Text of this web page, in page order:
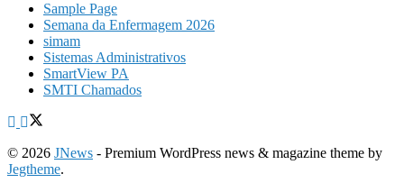
Sample Page
Semana da Enfermagem 2026
simam
Sistemas Administrativos
SmartView PA
SMTI Chamados
© 2026 JNews - Premium WordPress news & magazine theme by
Jegtheme.